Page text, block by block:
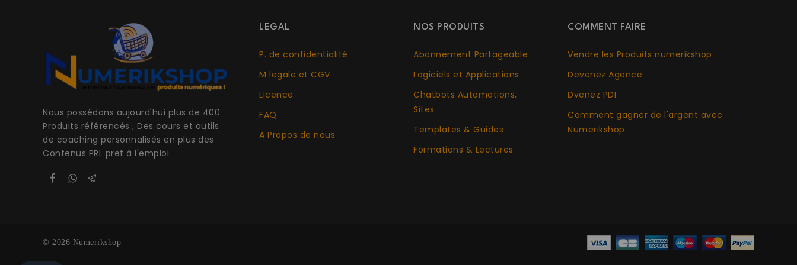
Nous possédons aujourd'hui plus de 400
Produits référencés ; Des cours et outils
de coaching personnalisés en plus des
Contenus PRL pret à l'emploi
LEGAL
P. de confidentialité
M legale et CGV
Licence
FAQ
A Propos de nous
NOS PRODUITS
Abonnement Partageable
Logiciels et Applications
Chatbots Automations,
Sites
Templates & Guides
Formations & Lectures
COMMENT FAIRE
Vendre les Produits numerikshop
Devenez Agence
Dvenez PDI
Comment gagner de l'argent avec
Numerikshop
© 2026 Numerikshop